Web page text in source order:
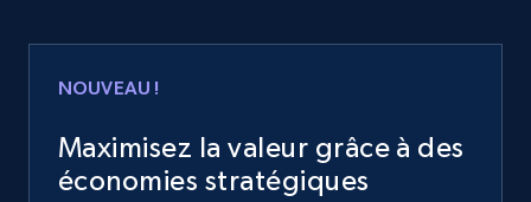
Zillow properties listing information
Zpid, City, State, HomeStatus, Address,
IsListingClaimedByCurrentSignedInUser,
IsCurrentSignedInAgentResponsible, Bedrooms,
NOUVEAU !
Maximisez la valeur grâce à des
économies stratégiques